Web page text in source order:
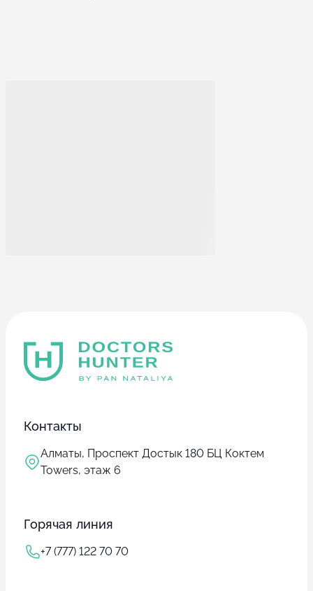
Контакты
Алматы, Проспект Достык 180 БЦ Коктем
Towers, этаж 6
Горячая линия
+7 (777) 122 70 70